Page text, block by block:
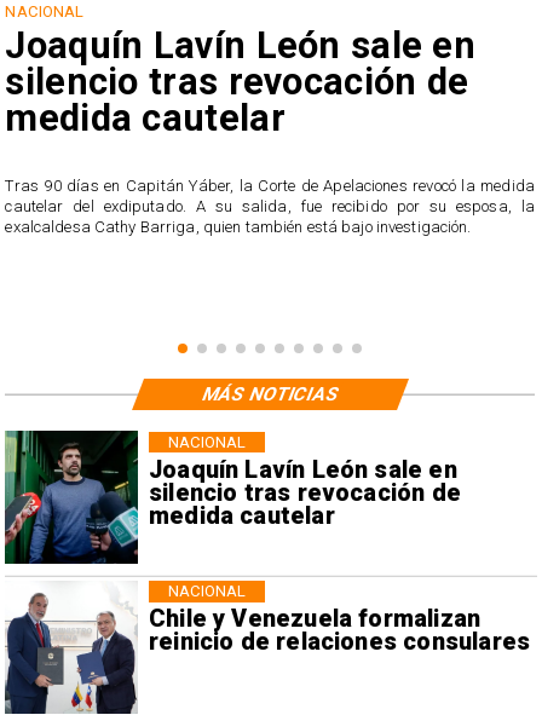
NACIONAL
Joaquín Lavín León sale en
silencio tras revocación de
medida cautelar
Tras 90 días en Capitán Yáber, la Corte de Apelaciones revocó la medida
cautelar del exdiputado. A su salida, fue recibido por su esposa, la
exalcaldesa Cathy Barriga, quien también está bajo investigación.
Joaquín Lavín León sale en
silencio tras revocación de
medida cautelar
NACIONAL
Chile y Venezuela formalizan
reinicio de relaciones consulares
NACIONAL
MÁS NOTICIAS